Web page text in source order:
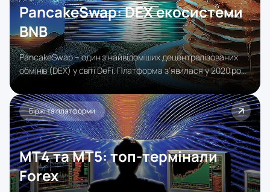
PancakeSwap: DEX екосистеми
BNB
PancakeSwap – один з найвідоміших децентралізованих
обмінів (DEX) у світі DeFi. Платформа з'явилася у 2020 році
в екосистемі Binance Smart Chain і швидко стала
ключовим інструментом для тих, хто хоче торгувати
криптою без реєстрації на централізованій біржі.
Біржі та платформи
MT4 та MT5: топ‑термінали
Forex